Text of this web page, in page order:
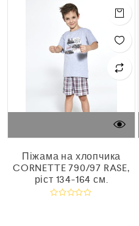
Піжама на хлопчика
CORNETTE 790/97 RASE,
ріст 134-164 см.